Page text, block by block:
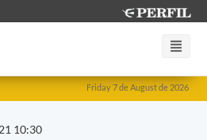
Friday 7 de August de 2026
10:30